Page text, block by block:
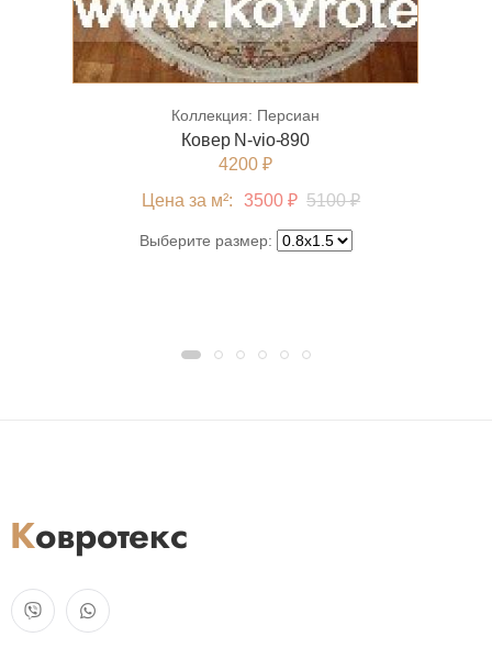
Коллекция: Персиан
Ковер N-vio-890
4200 ₽
Цена за м²:
3500 ₽ 5100 ₽
Выберите размер: